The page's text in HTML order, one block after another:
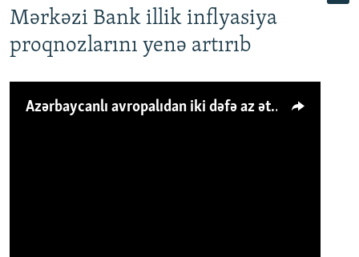
Mərkəzi Bank illik inflyasiya
proqnozlarını yenə artırıb
Azərbaycanlı avropalıdan iki dəfə az ət yeyir, amma... 'Qiymət artımı qaçılmazdır'